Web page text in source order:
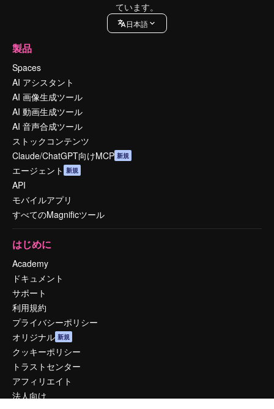
ています。
日本語
製品
Spaces
AI アシスタント
AI 画像生成ツール
AI 動画生成ツール
AI 音声合成ツール
ストックコンテンツ
Claude/ChatGPT向けMCP 新規
エージェント 新規
API
モバイルアプリ
すべてのMagnificツール
はじめに
Academy
ドキュメント
サポート
利用規約
プライバシーポリシー
オリジナル 新規
クッキーポリシー
トラストセンター
アフィリエイト
法人向け